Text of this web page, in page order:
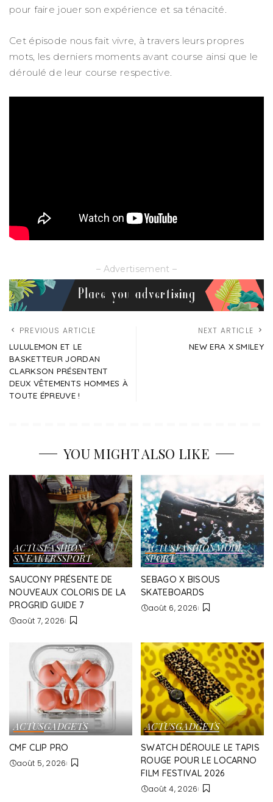
pour faire jouer son expérience et sa ténacité.
Cet épisode nous fait vivre, à travers leurs propres
mots, les derniers moments avant course ainsi que le
déroulé de leur course respective.
– Advertisement –
PREVIOUS ARTICLE
LULULEMON ET LE
BASKETTEUR JORDAN
CLARKSON PRÉSENTENT
DEUX VÊTEMENTS HOMMES À
TOUTE ÉPREUVE !
NEXT ARTICLE
NEW ERA X SMILEY
YOU MIGHT ALSO LIKE
ACTUSFASHION
SNEAKERSSPORT
SAUCONY PRÉSENTE DE
NOUVEAUX COLORIS DE LA
PROGRID GUIDE 7
août 7, 2026
ACTUSFASHIONMODE
SPORT
SEBAGO X BISOUS
SKATEBOARDS
août 6, 2026
ACTUSGADGETS
CMF CLIP PRO
août 5, 2026
ACTUSGADGETS
SWATCH DÉROULE LE TAPIS
ROUGE POUR LE LOCARNO
FILM FESTIVAL 2026
août 4, 2026